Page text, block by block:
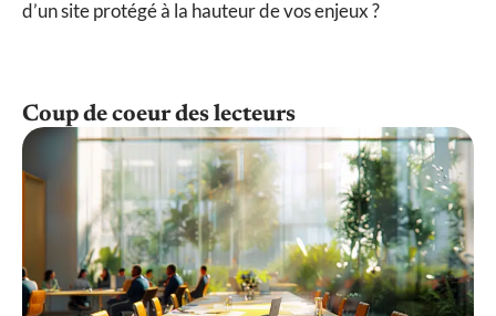
d’un site protégé à la hauteur de vos enjeux ?
Coup de coeur des lecteurs